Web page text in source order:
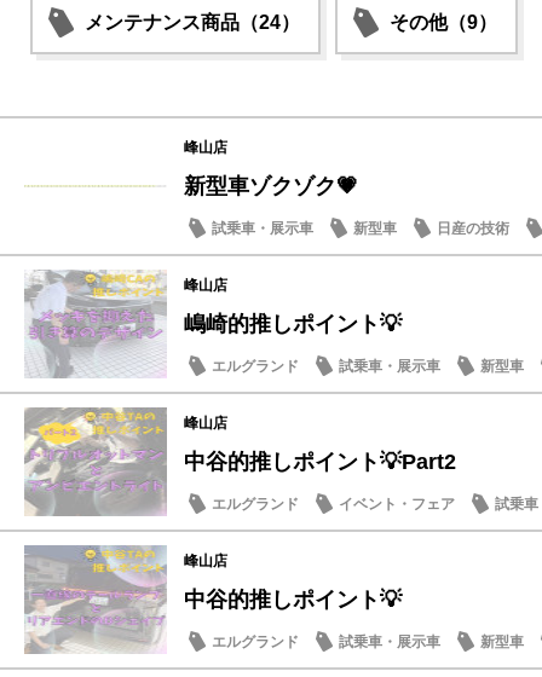
メンテナンス商品（24） その他（9）
峰山店
新型車ゾクゾク💗
試乗車・展示車 新型車 日産の技術
峰山店
嶋崎的推しポイント💡
エルグランド 試乗車・展示車 新型車
峰山店
中谷的推しポイント💡Part2
エルグランド イベント・フェア
試乗車
日産の技術
峰山店
中谷的推しポイント💡
エルグランド 試乗車・展示車 新型車